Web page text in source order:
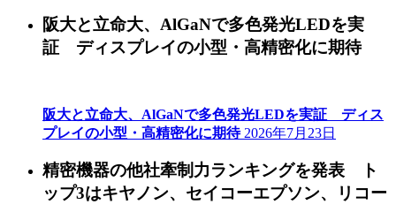
阪大と立命大、AlGaNで多色発光LEDを実
証 ディスプレイの小型・高精密化に期待
阪大と立命大、AlGaNで多色発光LEDを実証 ディス
プレイの小型・高精密化に期待 2026年7月23日
精密機器の他社牽制力ランキングを発表 ト
ップ3はキヤノン、セイコーエプソン、リコー